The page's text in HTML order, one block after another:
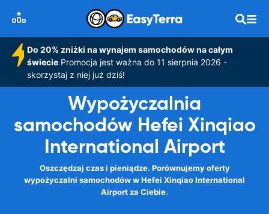
Do 20% zniżki na wynajem samochodów na całym
świeciePromocja jest ważna do 11 sierpnia 2026 -
skorzystaj z niej już dziś!
Wypożyczalnia
samochodów Hefei Xinqiao
International Airport
Oszczędzaj czas i pieniądze. Porównujemy oferty
wypożyczalni samochodów w Hefei Xinqiao International
Airport za Ciebie.